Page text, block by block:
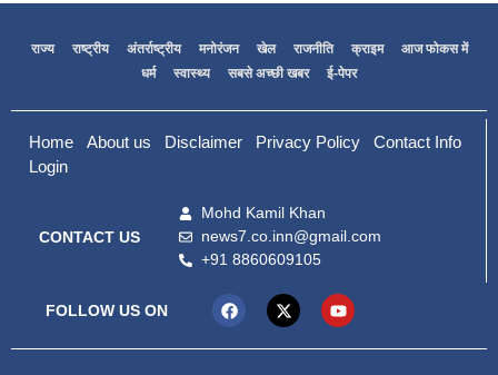
राज्य राष्ट्रीय अंतर्राष्ट्रीय मनोरंजन खेल राजनीति क्राइम
आज फोकस में
धर्म
स्वास्थ्य सबसे अच्छी खबर ई-पेपर
Home About us Disclaimer Privacy Policy
Contact Info
Login
CONTACT US
Mohd Kamil Khan
news7.co.inn@gmail.com
+91 8860609105
FOLLOW US ON